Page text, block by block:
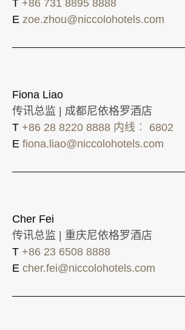
T +86 731 8895 8888
E zoe.zhou@niccolohotels.com
Fiona Liao
传讯总监 | 成都尼依格罗酒店
T +86 28 8220 8888 内线︰ 6802
E fiona.liao@niccolohotels.com
Cher Fei
传讯总监 | 重庆尼依格罗酒店
T +86 23 6508 8888
E cher.fei@niccolohotels.com